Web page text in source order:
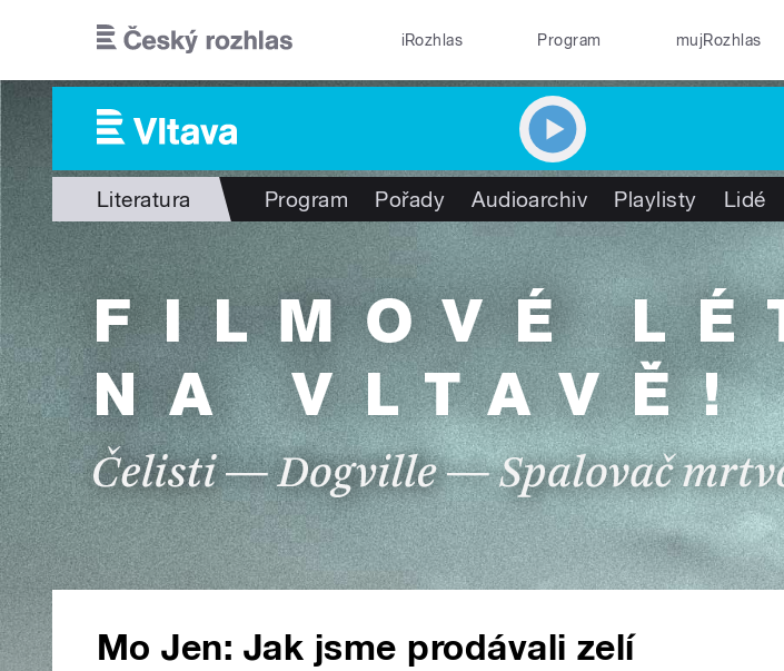
iRozhlas Program mujRozhlas
Literatura Program Pořady Audioarchiv Playlisty Lidé
Mo Jen: Jak jsme prodávali zelí